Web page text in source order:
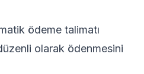
ödeme talimatı
olarak ödenmesini